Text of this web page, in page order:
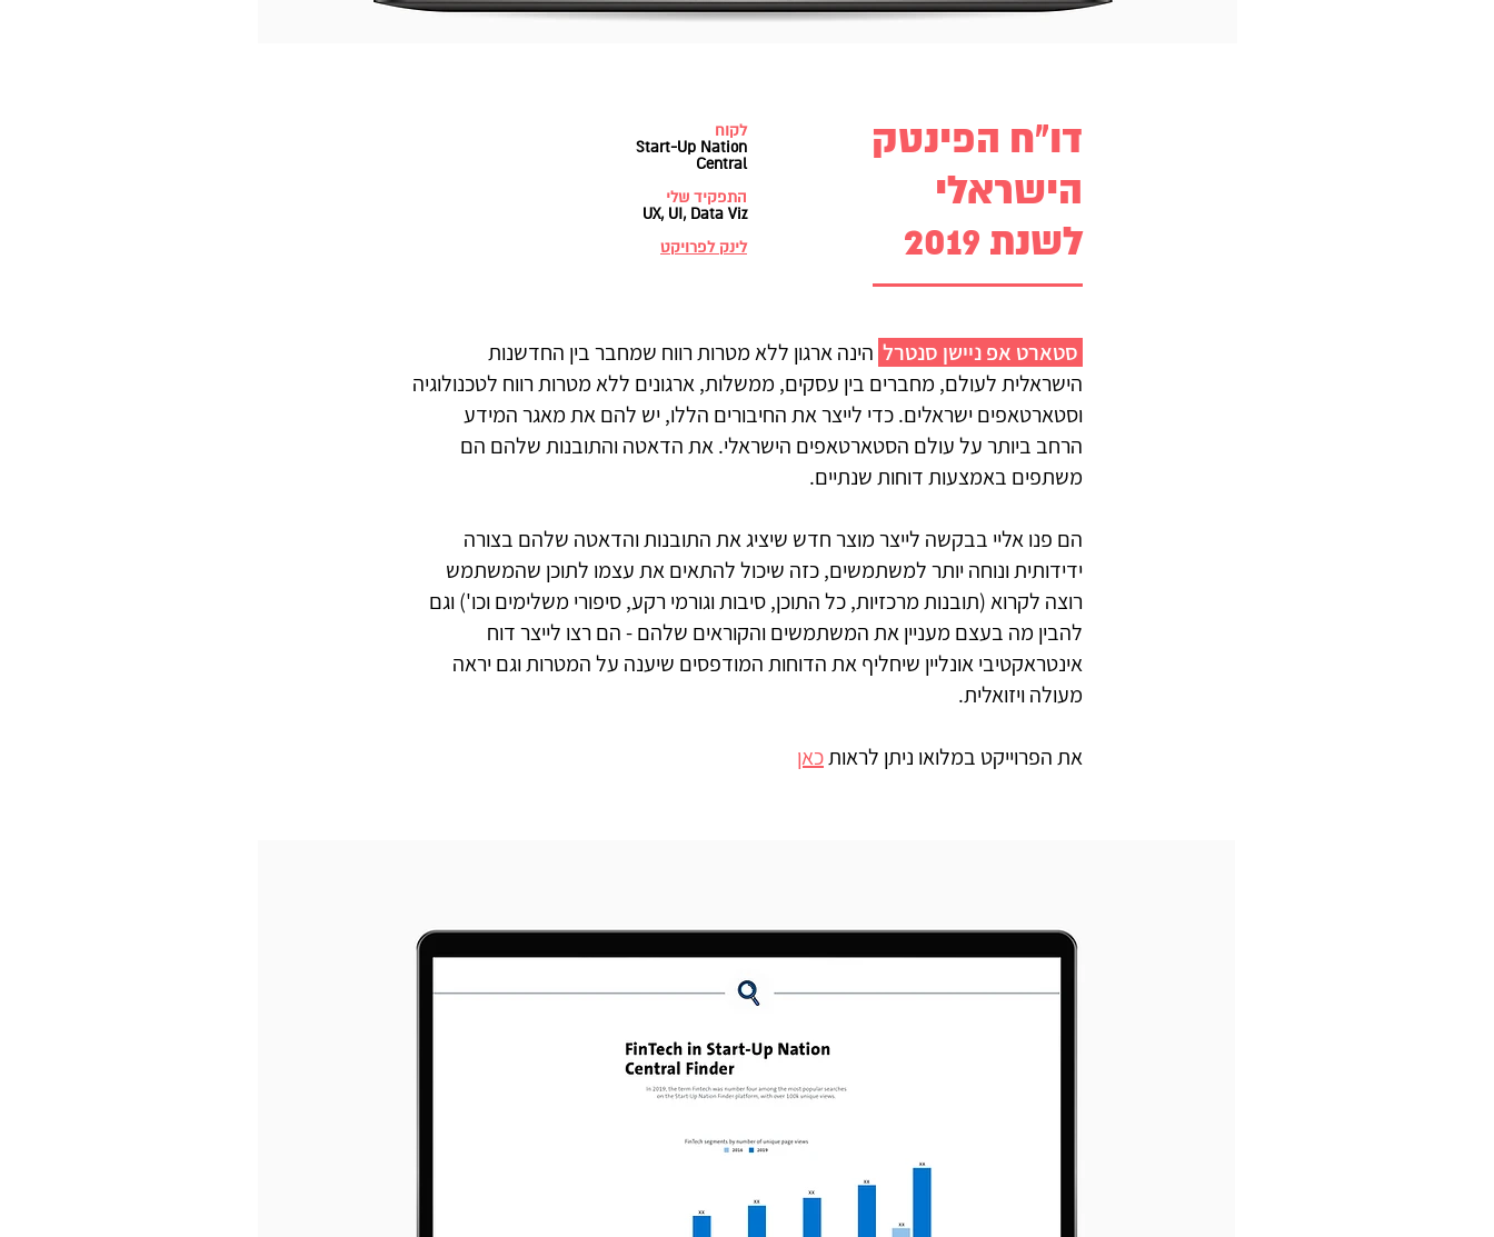
לקוח
Start-Up Nation
Central
התפקיד שלי
UX, UI, Data Viz
לינק לפרויקט
דו"ח הפינטק
הישראלי
לשנת 2019
סטארט אפ ניישן סנטרל הינה ארגון ללא מטרות רווח שמחבר בין החדשנות
הישראלית לעולם, מחברים בין עסקים, ממשלות, ארגונים ללא מטרות רווח לטכנולוגיה
וסטארטאפים ישראלים. כדי לייצר את החיבורים הללו, יש להם את מאגר המידע
הרחב ביותר על עולם הסטארטאפים הישראלי. את הדאטה והתובנות שלהם הם
משתפים באמצעות דוחות שנתיים.
הם פנו אליי בבקשה לייצר מוצר חדש שיציג את התובנות והדאטה שלהם בצורה
ידידותית ונוחה יותר למשתמשים, כזה שיכול להתאים את עצמו לתוכן שהמשתמש
רוצה לקרוא (תובנות מרכזיות, כל התוכן, סיבות וגורמי רקע, סיפורי משלימים וכו') וגם
להבין מה בעצם מעניין את המשתמשים והקוראים שלהם - הם רצו לייצר דוח
אינטראקטיבי אונליין שיחליף את הדוחות המודפסים שיענה על המטרות וגם יראה
מעולה ויזואלית.
את הפרוייקט במלואו ניתן לראותכאן